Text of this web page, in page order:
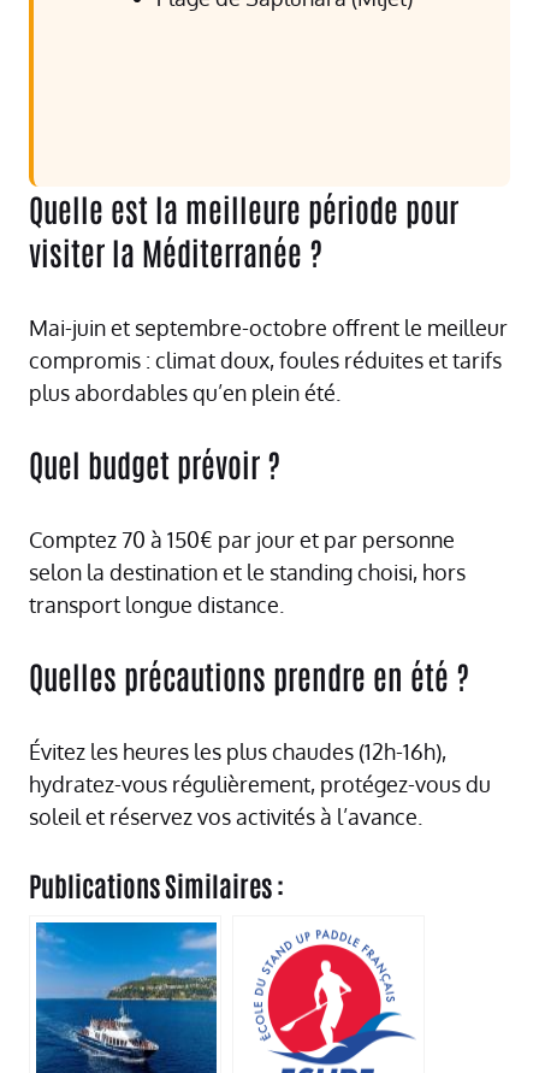
Quelle est la meilleure période pour
visiter la Méditerranée ?
Mai-juin et septembre-octobre offrent le meilleur
compromis : climat doux, foules réduites et tarifs
plus abordables qu’en plein été.
Quel budget prévoir ?
Comptez 70 à 150€ par jour et par personne
selon la destination et le standing choisi, hors
transport longue distance.
Quelles précautions prendre en été ?
Évitez les heures les plus chaudes (12h-16h),
hydratez-vous régulièrement, protégez-vous du
soleil et réservez vos activités à l’avance.
Publications Similaires :